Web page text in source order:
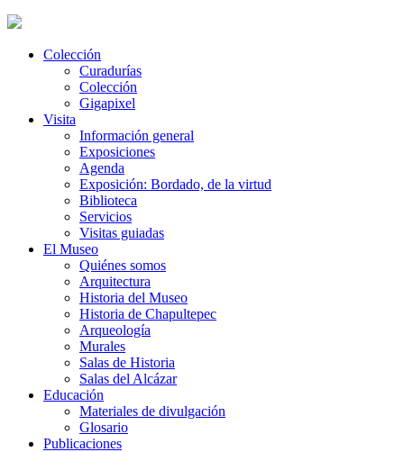
Colección
Curadurías
Colección
Gigapixel
Visita
Información general
Exposiciones
Agenda
Exposición: Bordado, de la virtud
Biblioteca
Servicios
Visitas guiadas
El Museo
Quiénes somos
Arquitectura
Historia del Museo
Historia de Chapultepec
Arqueología
Murales
Salas de Historia
Salas del Alcázar
Educación
Materiales de divulgación
Glosario
Publicaciones